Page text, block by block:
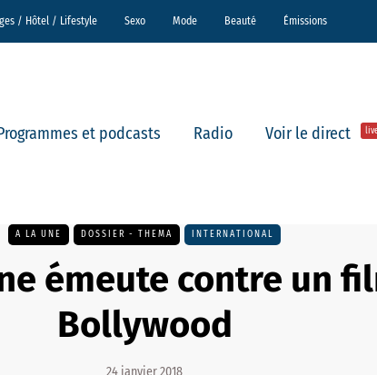
/ Hôtel / Lifestyle Sexo Mode Beauté Émissions
et podcasts Radio Voir le direct
A LA UNE DOSSIER - THEMA INTERNATIONAL
émeute contre un
Bollywood
24 janvier 2018